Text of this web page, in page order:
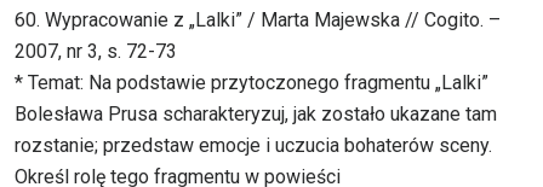
60. Wypracowanie z „Lalki” / Marta Majewska // Cogito. –
2007, nr 3, s. 72-73
* Temat: Na podstawie przytoczonego fragmentu „Lalki”
Bolesława Prusa scharakteryzuj, jak zostało ukazane tam
rozstanie; przedstaw emocje i uczucia bohaterów sceny.
Określ rolę tego fragmentu w powieści